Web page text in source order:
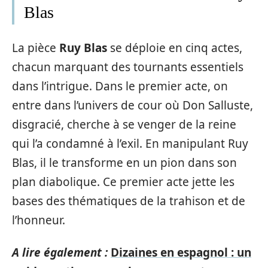
Blas
La pièce Ruy Blas se déploie en cinq actes,
chacun marquant des tournants essentiels
dans l’intrigue. Dans le premier acte, on
entre dans l’univers de cour où Don Salluste,
disgracié, cherche à se venger de la reine
qui l’a condamné à l’exil. En manipulant Ruy
Blas, il le transforme en un pion dans son
plan diabolique. Ce premier acte jette les
bases des thématiques de la trahison et de
l’honneur.
A lire également : Dizaines en espagnol : un